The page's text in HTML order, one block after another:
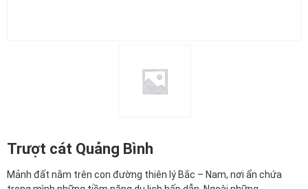
Trượt cát Quảng Bình
Mảnh đất nằm trên con đường thiên lý Bắc – Nam, nơi ẩn chứa